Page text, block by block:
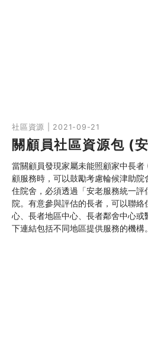
社區資源 | 2021-09-21
關顧員社區資源包 (
當關顧員發現家屬未能照顧家中長
顧服務時，可以鼓勵考慮輪候津助院
住院舍，必須透過「安老服務統一
院。有意參與評估的長者，可以聯
心、長者地區中心、長者鄰舍中心或
下連結包括不同地區提供服務的機構。